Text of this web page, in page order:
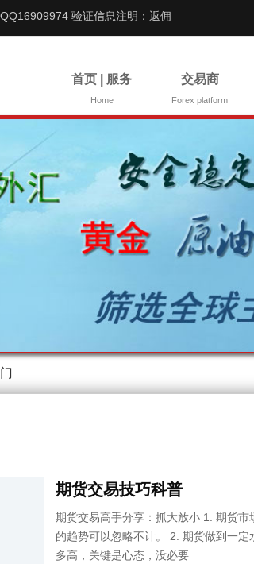
验证信息注明：返佣
首页 | 服务
Home
交易商
Forex platform
期货交易技巧科普
期货交易高手分享：抓大放小 1. 期货
的趋势可以忽略不计。 2. 期货做到一
多高，关键是心态，没必要